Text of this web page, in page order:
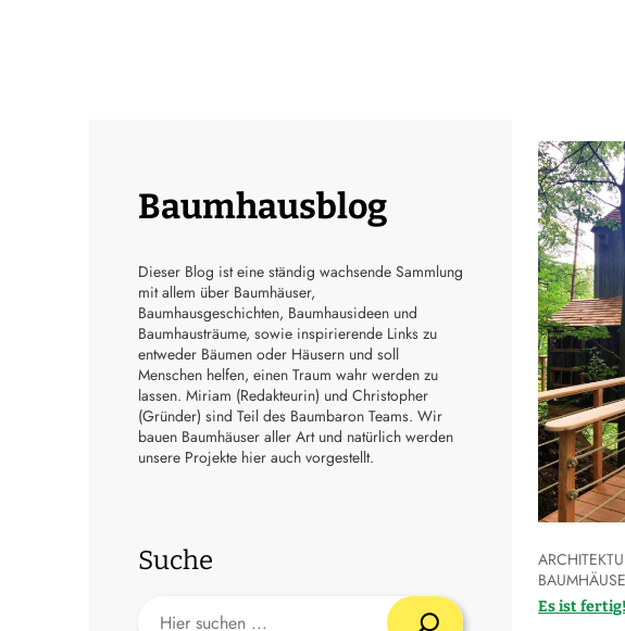
Baumhausblog
Dieser Blog ist eine ständig wachsende Sammlung
mit allem über Baumhäuser,
Baumhausgeschichten, Baumhausideen und
Baumhausträume, sowie inspirierende Links zu
entweder Bäumen oder Häusern und soll
Menschen helfen, einen Traum wahr werden zu
lassen. Miriam (Redakteurin) und Christopher
(Gründer) sind Teil des Baumbaron Teams. Wir
bauen Baumhäuser aller Art und natürlich werden
unsere Projekte hier auch vorgestellt.
Suche
Es ist fertig!